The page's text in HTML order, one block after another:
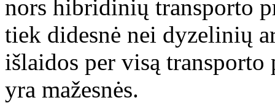
nors hibridinių transporto
tiek didesnė nei dyzelinių
išlaidos per visą
yra mažesnės.